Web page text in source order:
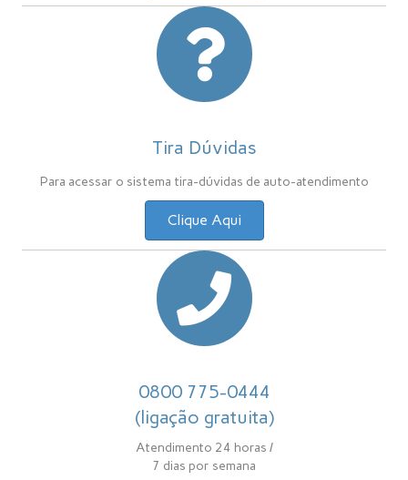
Tira Dúvidas
Para acessar o sistema tira-dúvidas de auto-atendimento
Clique Aqui
0800 775-0444
(ligação gratuita)
Atendimento 24 horas /
7 dias por semana